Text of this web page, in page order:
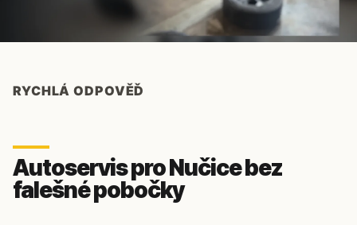
RYCHLÁ ODPOVĚĎ
Autoservis pro Nučice bez
falešné pobočky